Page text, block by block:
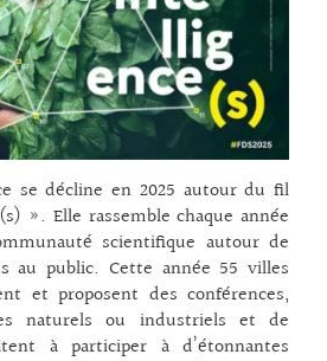
se décline en 2025 autour du fil
». Elle rassemble chaque année
scientifique autour de
au public. Cette année 55 villes
et proposent des conférences,
naturels ou industriels et de
à participer à d’étonnantes